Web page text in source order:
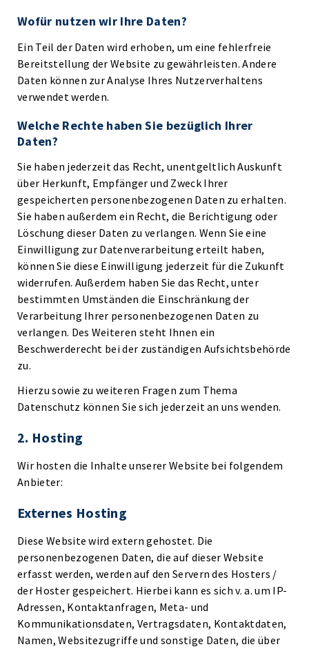
Wofür nutzen wir Ihre Daten?
Ein Teil der Daten wird erhoben, um eine fehlerfreie
Bereitstellung der Website zu gewährleisten. Andere
Daten können zur Analyse Ihres Nutzerverhaltens
verwendet werden.
Welche Rechte haben Sie bezüglich Ihrer
Daten?
Sie haben jederzeit das Recht, unentgeltlich Auskunft
über Herkunft, Empfänger und Zweck Ihrer
gespeicherten personenbezogenen Daten zu erhalten.
Sie haben außerdem ein Recht, die Berichtigung oder
Löschung dieser Daten zu verlangen. Wenn Sie eine
Einwilligung zur Datenverarbeitung erteilt haben,
können Sie diese Einwilligung jederzeit für die Zukunft
widerrufen. Außerdem haben Sie das Recht, unter
bestimmten Umständen die Einschränkung der
Verarbeitung Ihrer personenbezogenen Daten zu
verlangen. Des Weiteren steht Ihnen ein
Beschwerderecht bei der zuständigen Aufsichtsbehörde
zu.
Hierzu sowie zu weiteren Fragen zum Thema
Datenschutz können Sie sich jederzeit an uns wenden.
2. Hosting
Wir hosten die Inhalte unserer Website bei folgendem
Anbieter:
Externes Hosting
Diese Website wird extern gehostet. Die
personenbezogenen Daten, die auf dieser Website
erfasst werden, werden auf den Servern des Hosters /
der Hoster gespeichert. Hierbei kann es sich v. a. um IP-
Adressen, Kontaktanfragen, Meta- und
Kommunikationsdaten, Vertragsdaten, Kontaktdaten,
Namen, Websitezugriffe und sonstige Daten, die über